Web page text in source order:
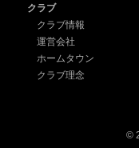
クラブ
クラブ情報
運営会社
ホームタウン
クラブ理念
©